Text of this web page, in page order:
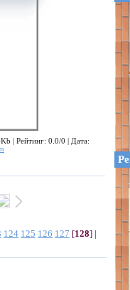
| Рейтинг: 0.0/0 | Дата:
124 125 126 127 [128] |